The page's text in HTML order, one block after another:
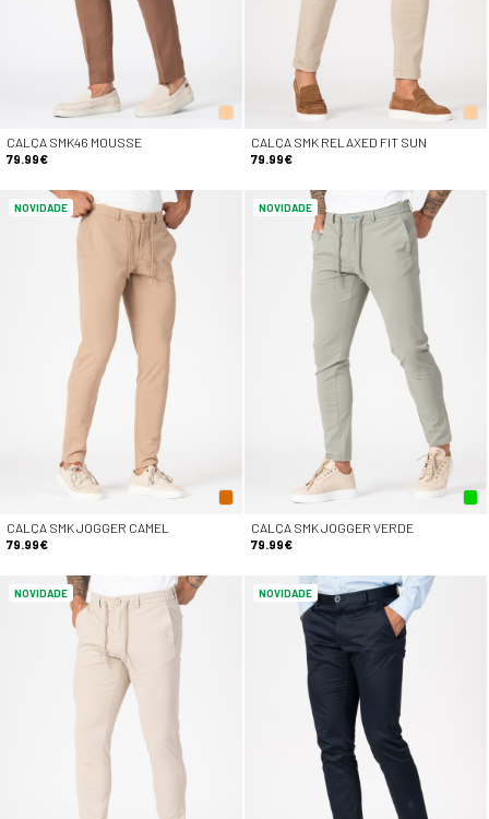
CALÇA SMK46 MOUSSE
79.99€
CALÇA SMK RELAXED FIT SUN
79.99€
NOVIDADE
CALÇA SMK JOGGER CAMEL
79.99€
NOVIDADE
CALÇA SMK JOGGER VERDE
79.99€
NOVIDADE NOVIDADE